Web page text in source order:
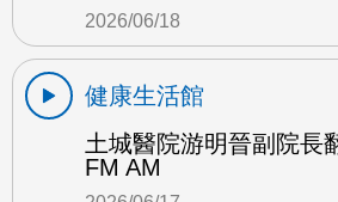
2026/06/18
健康生活館
土城醫院游明晉副院長
FM AM